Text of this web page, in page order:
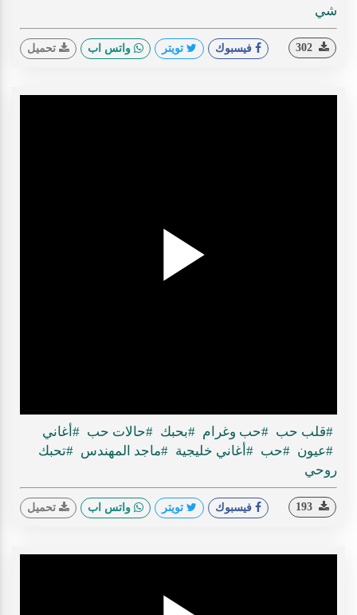
شي
فيسبوك تويتر واتس اب تحميل
Play
#قلب حب #حب وغرام #بحبك #حالات حب #أغاني
#عيون #حب #أغاني خليجية #ماجد المهندس #تحبك
روحي
فيسبوك تويتر واتس اب تحميل